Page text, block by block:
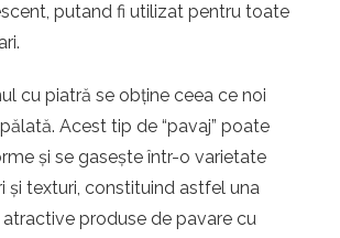
putand fi utilizat pentru toate
cu piatră se obține ceea ce noi
Acest tip de “pavaj” poate
și se gasește într-o varietate
și texturi, constituind astfel una
produse de pavare cu